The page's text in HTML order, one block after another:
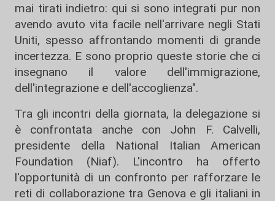
mai tirati indietro: qui si sono integrati pur non
avendo avuto vita facile nell'arrivare negli Stati
Uniti, spesso affrontando momenti di grande
incertezza. E sono proprio queste storie che ci
insegnano il valore dell'immigrazione,
dell'integrazione e dell'accoglienza".
Tra gli incontri della giornata, la delegazione si
è confrontata anche con John F. Calvelli,
presidente della National Italian American
Foundation (Niaf). L'incontro ha offerto
l'opportunità di un confronto per rafforzare le
reti di collaborazione tra Genova e gli italiani in